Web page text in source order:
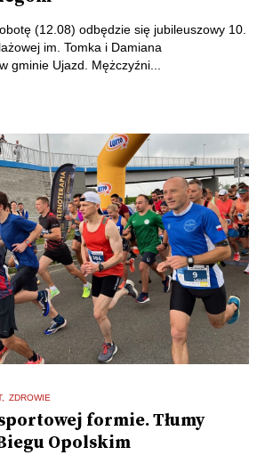
(12.08) odbędzie się jubileuszowy 10.
im. Tomka i Damiana
gminie Ujazd. Mężczyźni...
ZDROWIE
formie. Tłumy
Opolskim